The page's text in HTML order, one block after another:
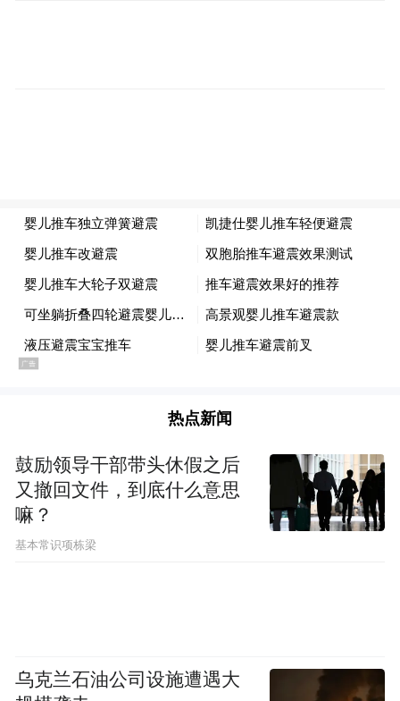
热点新闻
鼓励领导干部带头休假之后
又撤回文件，到底什么意思
嘛？
基本常识项栋梁
乌克兰石油公司设施遭遇大